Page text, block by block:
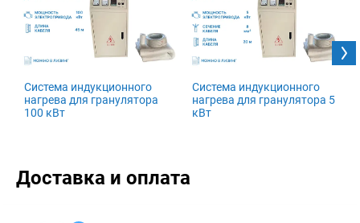
Система индукционного
нагрева для гранулятора
100 кВт
Система индукционного
нагрева для гранулятора 5
кВт
Доставка и оплата